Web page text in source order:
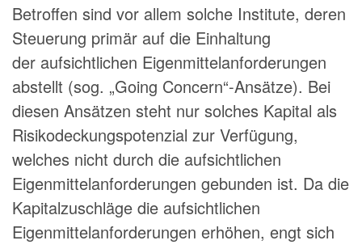
Betroffen sind vor allem solche Institute, deren
Steuerung primär auf die Einhaltung
der aufsichtlichen Eigenmittelanforderungen
abstellt (sog. „Going Concern“-Ansätze). Bei
diesen Ansätzen steht nur solches Kapital als
Risikodeckungspotenzial zur Verfügung,
welches nicht durch die aufsichtlichen
Eigenmittelanforderungen gebunden ist. Da die
Kapitalzuschläge die aufsichtlichen
Eigenmittelanforderungen erhöhen, engt sich